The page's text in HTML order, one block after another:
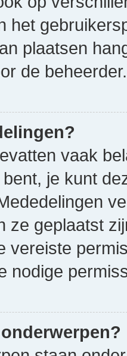
het
plaatsen
de beheerder.
vaak
je kunt
ze geplaatst
vereiste
nodige